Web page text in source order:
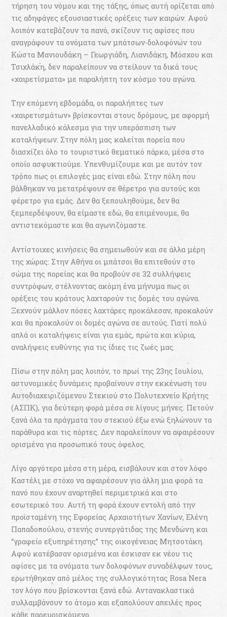
τήρηση του νόμου και της τάξης, όπως αυτή ορίζεται από
τις αδηφάγες εξουσιαστικές ορέξεις των καιρών. Αφού
λοιπόν κατεβάζουν τα πανό, σκίζουν τις αφίσες που
αναγράφουν τα ονόματα των μπάτσων-δολοφόνων του
Κώστα Μανιουδάκη – Γεωργιάδη, Λιανιδάκη, Μόσχου και
Τσιχλάκη, δεν παραλείπουν να στείλουν τα δικά τους
«χαιρετίσματα» με παραλήπτη τον κόσμο του αγώνα.
Την επόμενη εβδομάδα, οι παραλήπτες των
«χαιρετισμάτων» βρίσκονται στους δρόμους, με αφορμή
πανελλαδικό κάλεσμα για την υπεράσπιση των
καταλήψεων. Στην πόλη μας καλείται πορεία που
διασχίζει όλο το τουριστικό θεματικό πάρκο, μέσα στο
οποίο ασφυκτιούμε. Υπενθυμίζουμε και με αυτόν τον
τρόπο πως οι επιλογές μας είναι εδώ. Στην πόλη που
βάλθηκαν να μετατρέψουν σε θέρετρο για αυτούς και
φέρετρο για εμάς. Δεν θα ξεπουληθούμε, δεν θα
ξεμπερδέψουν, θα είμαστε εδώ, θα επιμένουμε, θα
αντιστεκόμαστε και θα αγωνιζόμαστε.
Αντίστοιχες κινήσεις θα σημειωθούν και σε άλλα μέρη
της χώρας: Στην Αθήνα οι μπάτσοι θα επιτεθούν στο
σώμα της πορείας και θα προβούν σε 32 συλλήψεις
συντρόφων, στέλνοντας ακόμη ένα μήνυμα πως οι
ορέξεις του κράτους λαχταρούν τις δομές του αγώνα.
Ξεχνούν μάλλον πόσες λαχτάρες προκάλεσαν, προκαλούν
και θα προκαλούν οι δομές αγώνα σε αυτούς. Γιατί πολύ
απλά οι καταλήψεις είναι για εμάς, πρώτα και κύρια,
αναλήψεις ευθύνης για τις ίδιες τις ζωές μας.
Πίσω στην πόλη μας λοιπόν, το πρωί της 23ης Ιουλίου,
αστυνομικές δυνάμεις προβαίνουν στην εκκένωση του
Αυτοδιαχειριζόμενου Στεκιού στο Πολυτεχνείο Κρήτης
(ΑΣΠΚ), για δεύτερη φορά μέσα σε λίγους μήνες. Πετούν
ξανά όλα τα πράγματα του στεκιού έξω ενώ ξηλώνουν τα
παράθυρα και τις πόρτες. Δεν παραλείπουν να αφαιρέσουν
ορισμένα για προσωπικό τους όφελος.
Λίγο αργότερα μέσα στη μέρα, εισβάλουν και στον λόφο
Καστέλι με στόχο να αφαιρέσουν για άλλη μια φορά τα
πανό που έχουν αναρτηθεί περιμετρικά και στο
εσωτερικό του. Αυτή τη φορά έχουν εντολή από την
προϊσταμένη της Εφορείας Αρχαιοτήτων Χανίων, Ελένη
Παπαδοπούλου, στενής συνεργάτιδας της Μενδώνη και
“γραφείο εξυπηρέτησης” της οικογένειας Μητσοτάκη.
Αφού κατέβασαν ορισμένα και έσκισαν εκ νέου τις
αφίσες με τα ονόματα των δολοφόνων συναδέλφων τους,
ερωτήθηκαν από μέλος της συλλογικότητας Rosa Nera
τον λόγο που βρίσκονται ξανά εδώ. Αντανακλαστικά
συλλαμβάνουν το άτομο και εξαπολύουν απειλές προς
κάθε παρευρισκόμενο.